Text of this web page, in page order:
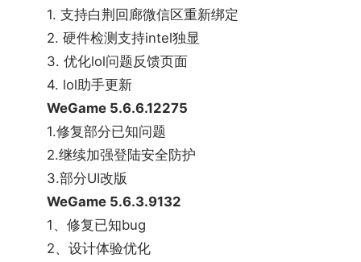
为核心的5V5第一人称战术射击PC游戏。游戏
注重技巧和创造性玩法，拥有极强的竞技性与策
略性，战斗节奏激烈，爽快感强，还有丰富多样
的玩法模式。
《三角洲行动》是一款由琳琅天上团队研发运营的新
一代战术射击品质标杆游戏，作为全球反恐特勤组
G.T.I.的精英特战干员，你将前往神秘的阿萨拉大陆，
中，运用别具特色的战斗道具与装备，与队友紧密协
作，灵活制定战术，完成各种看似不可能完成的极限
1. 支持白荆回廊微信区重新绑定
2. 硬件检测支持intel独显
3. 优化lol问题反馈页面
4. lol助手更新
WeGame 5.6.6.12275
1.修复部分已知问题
2.继续加强登陆安全防护
3.部分UI改版
WeGame 5.6.3.9132
1、修复已知bug
2、设计体验优化